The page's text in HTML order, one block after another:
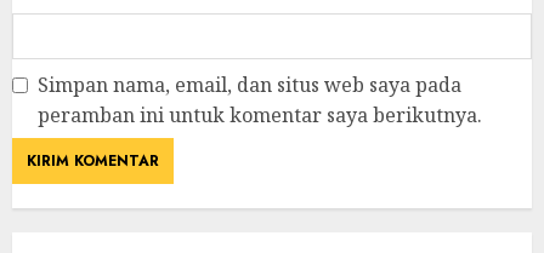
Simpan nama, email, dan situs web saya pada
peramban ini untuk komentar saya berikutnya.